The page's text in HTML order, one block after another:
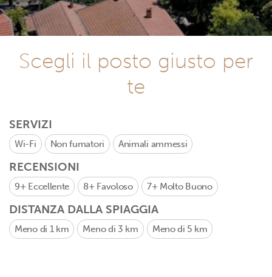
Scegli il posto giusto per
te
SERVIZI
Wi-Fi Non fumatori Animali ammessi
RECENSIONI
9+ Eccellente 8+ Favoloso 7+ Molto Buono
DISTANZA DALLA SPIAGGIA
Meno di 1 km Meno di 3 km Meno di 5 km